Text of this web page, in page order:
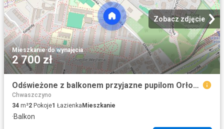
Zobacz zdjęcie
Mieszkanie·do wynajęcia
2 700 zł
Odświeżone z balkonem przyjazne pupilom Orłowska
Chwaszczyno
34 m²2 Pokoje1 Łazienka Mieszkanie
·Balkon